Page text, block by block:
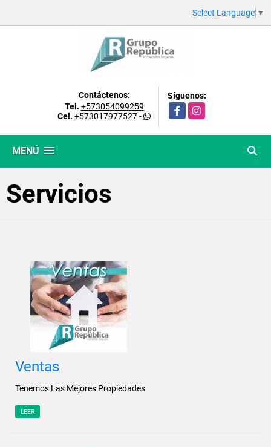
Select Language ▼
Contáctenos:
Tel. +573054099259
Cel. +573017977527-
Síguenos:
FacebookInstagram
MENÚ
Servicios
Ventas
Tenemos Las Mejores Propiedades
LEER